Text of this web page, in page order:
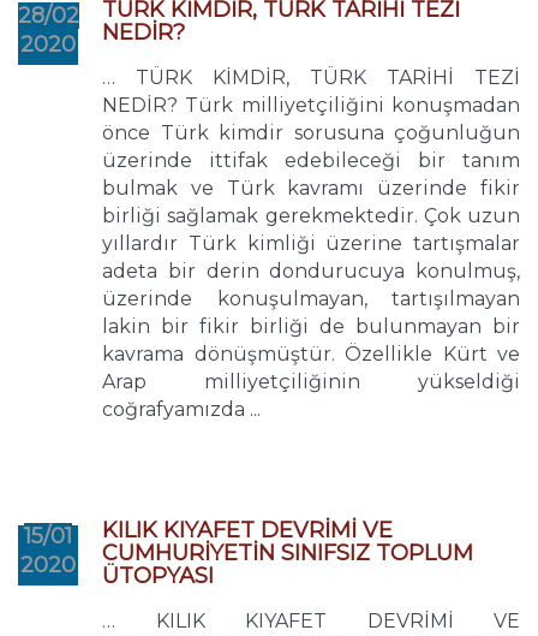
28/02
2020
TÜRK KİMDİR, TÜRK TARİHİ TEZİ
NEDİR?
… TÜRK KİMDİR, TÜRK TARİHİ TEZİ
NEDİR? Türk milliyetçiliğini konuşmadan
önce Türk kimdir sorusuna çoğunluğun
üzerinde ittifak edebileceği bir tanım
bulmak ve Türk kavramı üzerinde fikir
birliği sağlamak gerekmektedir. Çok uzun
yıllardır Türk kimliği üzerine tartışmalar
adeta bir derin dondurucuya konulmuş,
üzerinde konuşulmayan, tartışılmayan
lakin bir fikir birliği de bulunmayan bir
kavrama dönüşmüştür. Özellikle Kürt ve
Arap milliyetçiliğinin yükseldiği
coğrafyamızda ...
15/01
2020
KILIK KIYAFET DEVRİMİ VE
CUMHURİYETİN SINIFSIZ TOPLUM
ÜTOPYASI
… KILIK KIYAFET DEVRİMİ VE